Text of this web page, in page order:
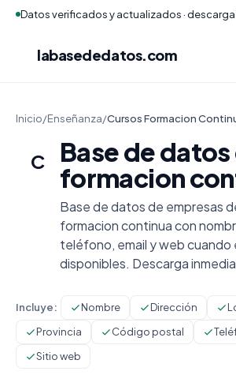
labasededatos.com
Inicio/Enseñanza/Cursos Formacion
C
Base de
formacion
Base de datos de empresas
formacion continua con
teléfono, email y web cuando
disponibles. Descarga
Incluye: Nombre Dirección
Provincia
Código postal
Sitio web